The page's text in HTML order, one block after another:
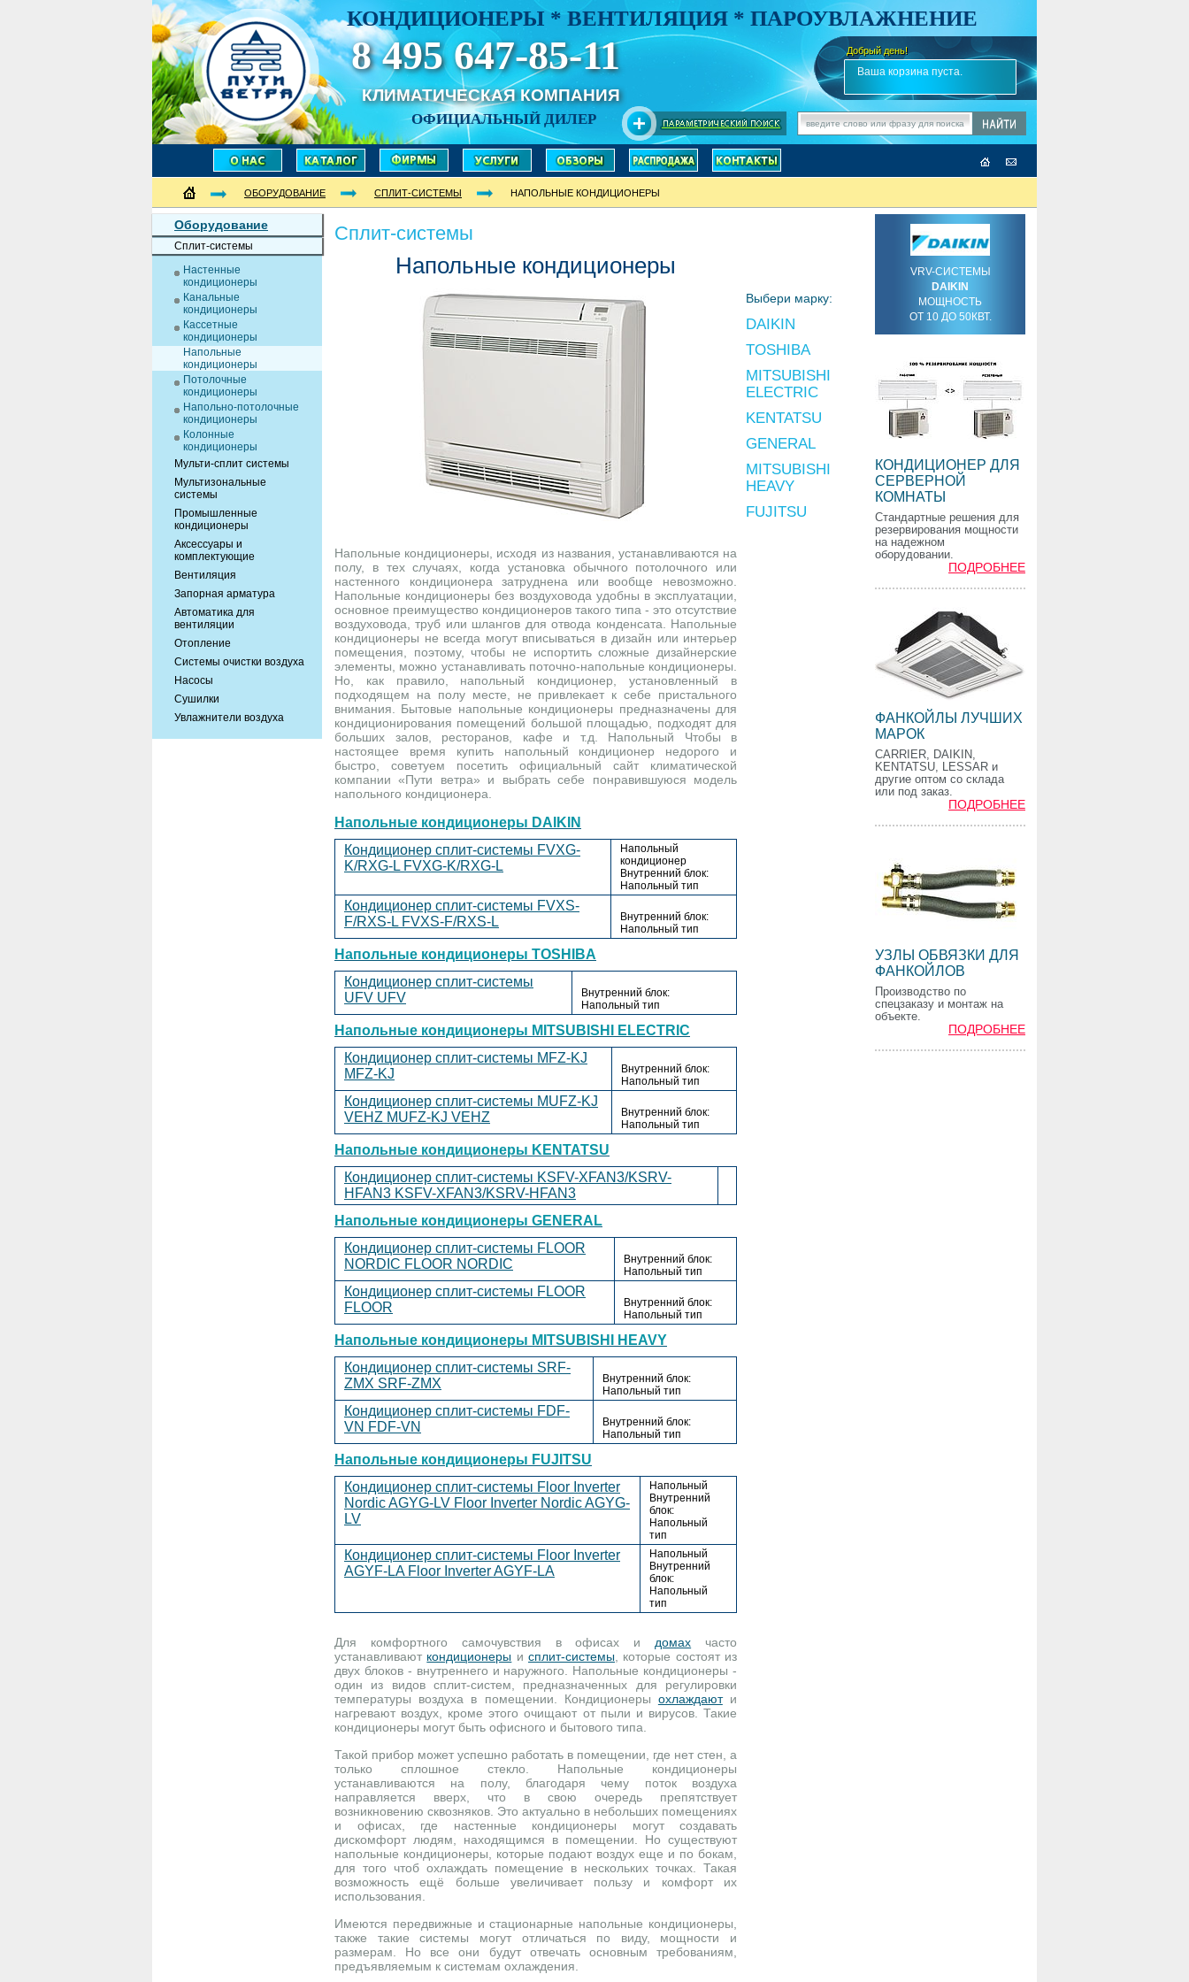
КОНДИЦИОНЕРЫ * ВЕНТИЛЯЦИЯ * ПАРОУВЛАЖНЕНИЕ
8 495 647-85-11
КЛИМАТИЧЕСКАЯ КОМПАНИЯ
ОФИЦИАЛЬНЫЙ ДИЛЕР
Добрый день!
✎Ваша корзина пуста.
ОБОРУДОВАНИЕ СПЛИТ-СИСТЕМЫ НАПОЛЬНЫЕ КОНДИЦИОНЕРЫ
Оборудование
Сплит-системы
Настенные
кондиционеры
Канальные
кондиционеры
Кассетные
кондиционеры
Напольные
кондиционеры
Потолочные
кондиционеры
Напольно-потолочные
кондиционеры
Колонные
кондиционеры
Мульти-сплит системы
Мультизональные
системы
Промышленные
кондиционеры
Аксессуары и
комплектующие
Вентиляция
Запорная арматура
Автоматика для
вентиляции
Отопление
Системы очистки воздуха
Насосы
Сушилки
Увлажнители воздуха
Сплит-системы
Напольные кондиционеры
Напольные кондиционеры, исходя из названия, устанавливаются на
полу, в тех случаях, когда установка обычного потолочного или
настенного кондиционера затруднена или вообще невозможно.
Напольные кондиционеры без воздуховода удобны в эксплуатации,
основное преимущество кондиционеров такого типа - это отсутствие
воздуховода, труб или шлангов для отвода конденсата. Напольные
кондиционеры не всегда могут вписываться в дизайн или интерьер
помещения, поэтому, чтобы не испортить сложные дизайнерские
элементы, можно устанавливать поточно-напольные кондиционеры.
Но, как правило, напольный кондиционер, установленный в
подходящем на полу месте, не привлекает к себе пристального
внимания. Бытовые напольные кондиционеры предназначены для
кондиционирования помещений большой площадью, подходят для
больших залов, ресторанов, кафе и т.д. Напольный Чтобы в
настоящее время купить напольный кондиционер недорого и
быстро, советуем посетить официальный сайт климатической
компании «Пути ветра» и выбрать себе понравившуюся модель
напольного кондиционера.
Напольные кондиционеры DAIKIN
Кондиционер сплит-системы FVXG-
K/RXG-L FVXG-K/RXG-L
Напольный
кондиционер
Внутренний блок:
Напольный тип
Кондиционер сплит-системы FVXS-
F/RXS-L FVXS-F/RXS-L
Внутренний блок:
Напольный тип
Напольные кондиционеры TOSHIBA
Кондиционер сплит-системы
UFV UFV
Внутренний блок:
Напольный тип
Напольные кондиционеры MITSUBISHI ELECTRIC
Кондиционер сплит-системы MFZ-KJ
MFZ-KJ
Внутренний блок:
Напольный тип
Кондиционер сплит-системы MUFZ-KJ
VEHZ MUFZ-KJ VEHZ
Внутренний блок:
Напольный тип
Напольные кондиционеры KENTATSU
Кондиционер сплит-системы KSFV-XFAN3/KSRV-
HFAN3 KSFV-XFAN3/KSRV-HFAN3
Напольные кондиционеры GENERAL
Кондиционер сплит-системы FLOOR
NORDIC FLOOR NORDIC
Внутренний блок:
Напольный тип
Кондиционер сплит-системы FLOOR
FLOOR
Внутренний блок:
Напольный тип
Напольные кондиционеры MITSUBISHI HEAVY
Кондиционер сплит-системы SRF-
ZMX SRF-ZMX
Внутренний блок:
Напольный тип
Кондиционер сплит-системы FDF-
VN FDF-VN
Внутренний блок:
Напольный тип
Напольные кондиционеры FUJITSU
Кондиционер сплит-системы Floor Inverter
Nordic AGYG-LV Floor Inverter Nordic AGYG-
LV
Напольный
Внутренний
блок:
Напольный
тип
Кондиционер сплит-системы Floor Inverter
AGYF-LA Floor Inverter AGYF-LA
Напольный
Внутренний
блок:
Напольный
тип
Для комфортного самочувствия в офисах и домах часто
устанавливают кондиционеры исплит-системы , которые состоят из
двух блоков - внутреннего и наружного. Напольные кондиционеры -
один из видов сплит-систем, предназначенных для регулировки
температуры воздуха в помещении. Кондиционеры охлаждаюти
нагревают воздух, кроме этого очищают от пыли и вирусов. Такие
кондиционеры могут быть офисного и бытового типа.
Такой прибор может успешно работать в помещении, где нет стен, а
только сплошное стекло. Напольные кондиционеры
устанавливаются на полу, благодаря чему поток воздуха
направляется вверх, что в свою очередь препятствует
возникновению сквозняков. Это актуально в небольших помещениях
и офисах, где настенные кондиционеры могут создавать
дискомфорт людям, находящимся в помещении. Но существуют
напольные кондиционеры, которые подают воздух еще и по бокам,
для того чтоб охлаждать помещение в нескольких точках. Такая
возможность ещё больше увеличивает пользу и комфорт их
использования.
Имеются передвижные и стационарные напольные кондиционеры,
также такие системы могут отличаться по виду, мощности и
размерам. Но все они будут отвечать основным требованиям,
предъявляемым к системам охлаждения.
Выбери марку:
DAIKIN
TOSHIBA
MITSUBISHI
ELECTRIC
KENTATSU
GENERAL
MITSUBISHI
HEAVY
FUJITSU
VRV-СИСТЕМЫ
DAIKIN
МОЩНОСТЬ
ОТ 10 ДО 50КВТ.
КОНДИЦИОНЕР ДЛЯ
СЕРВЕРНОЙ
КОМНАТЫ
Стандартные решения для
резервирования мощности
на надежном
оборудовании.
ПОДРОБНЕЕ
ФАНКОЙЛЫ ЛУЧШИХ
МАРОК
CARRIER, DAIKIN,
KENTATSU, LESSAR и
другие оптом со склада
или под заказ.
ПОДРОБНЕЕ
УЗЛЫ ОБВЯЗКИ ДЛЯ
ФАНКОЙЛОВ
Производство по
спецзаказу и монтаж на
объекте.
ПОДРОБНЕЕ